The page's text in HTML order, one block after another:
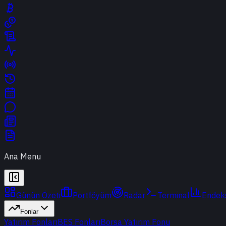
Ana Menu
Günün Özeti Portföyüm Radar Terminal
Fonlar
Yatırım FonlarıBES FonlarıBorsa Yatırım Fonu